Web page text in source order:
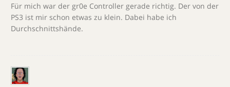
Für mich war der gr0e Controller gerade richtig. Der von der
PS3 ist mir schon etwas zu klein. Dabei habe ich
Durchschnittshände.